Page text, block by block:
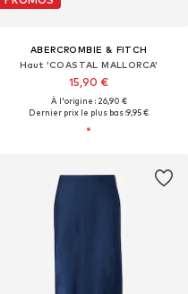
ABERCROMBIE & FITCH
Haut 'COASTAL MALLORCA'
15,90 €
À l'origine : 26,90 €
Dernier prix le plus bas :9,95 €